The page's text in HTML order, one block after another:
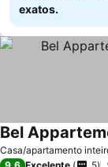
exatos.
Casa/apartamento